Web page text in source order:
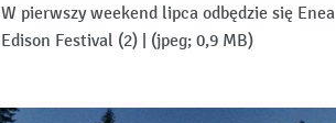
W pierwszy weekend lipca odbędzie się Enea
Edison Festival (2) | (jpeg; 0,9 MB)